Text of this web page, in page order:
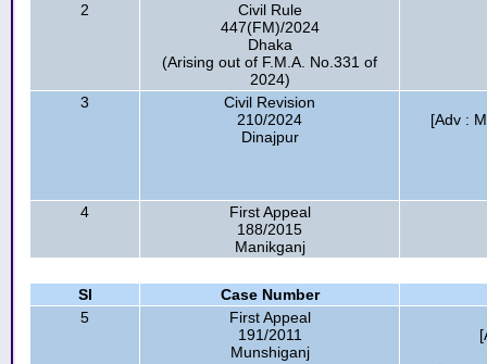
2
Civil Rule
447(FM)/2024
Dhaka
(Arising out of F.M.A. No.331 of
2024)
3
Civil Revision
210/2024
Dinajpur
[Adv :
4
First Appeal
188/2015
Manikganj
Sl
Case Number
5
First Appeal
191/2011
Munshiganj